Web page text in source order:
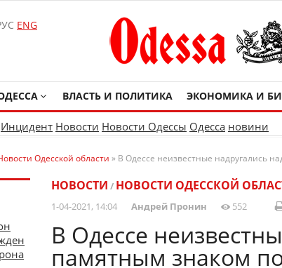
ENG
ВЛАСТЬ И ПОЛИТИКА ЭКОНОМИКА И
Инцидент Новости Новости Одессы Одесса новини
Одесской области » В Одессе неизвестные надругались
НОВОСТИ / НОВОСТИ ОДЕССКОЙ
1-04-2021, 14:04 Андрей Пронин 552
В Одессе
памятным знаком